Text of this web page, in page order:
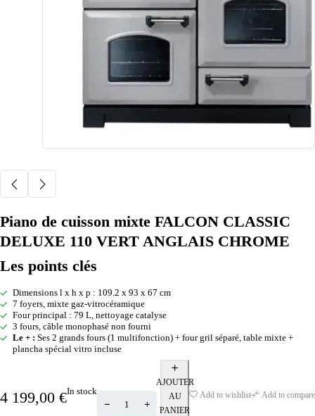
Piano de cuisson mixte FALCON CLASSIC
DELUXE 110 VERT ANGLAIS CHROME
Les points clés
Dimensions l x h x p : 109.2 x 93 x 67 cm
7 foyers, mixte gaz-vitrocéramique
Four principal : 79 L, nettoyage catalyse
3 fours, câble monophasé non fourni
Le + : Ses 2 grands fours (1 multifonction) + four gril séparé, table mixte +
plancha spécial vitro incluse
4 199,00 €In stock
AJOUTER
AU
PANIER
Add to wishlist Add to compare